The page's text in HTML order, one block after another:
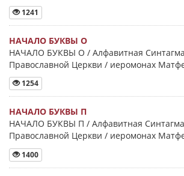
1241
НАЧАЛО БУКВЫ Ο
НАЧАЛО БУКВЫ Ο / Алфавитная
Православной Церкви / иеромонах
1254
НАЧАЛО БУКВЫ Π
НАЧАЛО БУКВЫ Π / Алфавитная
Православной Церкви / иеромонах
1400